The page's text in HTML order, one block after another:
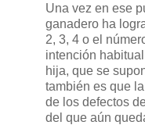
Una vez en ese
ganadero ha
2, 3, 4 o el
intención
hija, que se
también es que
de los defectos
del que aún